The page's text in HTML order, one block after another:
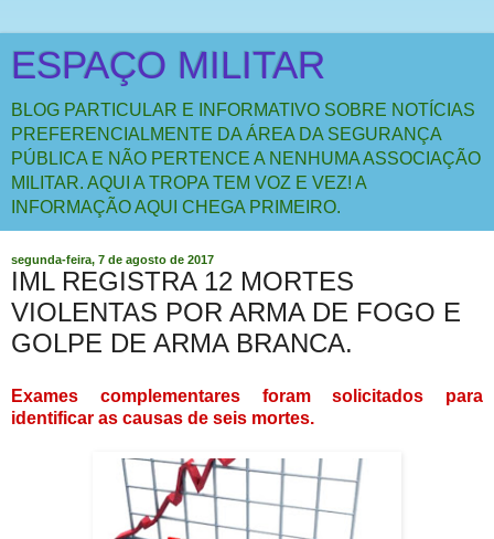
ESPAÇO MILITAR
BLOG PARTICULAR E INFORMATIVO SOBRE NOTÍCIAS
PREFERENCIALMENTE DA ÁREA DA SEGURANÇA
PÚBLICA E NÃO PERTENCE A NENHUMA ASSOCIAÇÃO
MILITAR. AQUI A TROPA TEM VOZ E VEZ! A
INFORMAÇÃO AQUI CHEGA PRIMEIRO.
segunda-feira, 7 de agosto de 2017
IML REGISTRA 12 MORTES
VIOLENTAS POR ARMA DE FOGO E
GOLPE DE ARMA BRANCA.
Exames complementares foram solicitados para
identificar as causas de seis mortes.